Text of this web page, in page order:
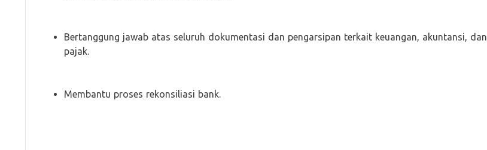
Bertanggung jawab atas seluruh dokumentasi dan pengarsipan terkait keuangan, akuntansi, dan
pajak.
Membantu proses rekonsiliasi bank.